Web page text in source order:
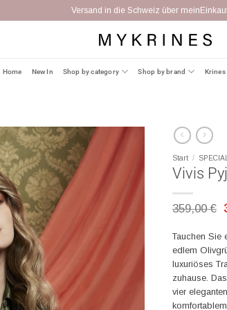
Versand in die Schweiz über
Home New In Shop by category Shop by brand Krines
Start /
Vivis
359,00€
Tauchen Sie
edlem
luxuriöses
zuhause.
vier